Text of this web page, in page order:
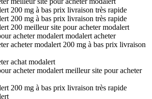
200 mg à bas prix livraison très rapide
200 mg à bas prix livraison très rapide
200 meilleur site pour acheter modalert
acheter modalert modalert acheter
acheter modalert 200 mg à bas prix livraison
achat modalert
acheter modalert meilleur site pour acheter
200 mg à bas prix livraison très rapide